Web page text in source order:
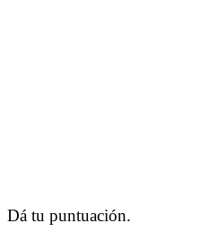
Dá tu puntuación.